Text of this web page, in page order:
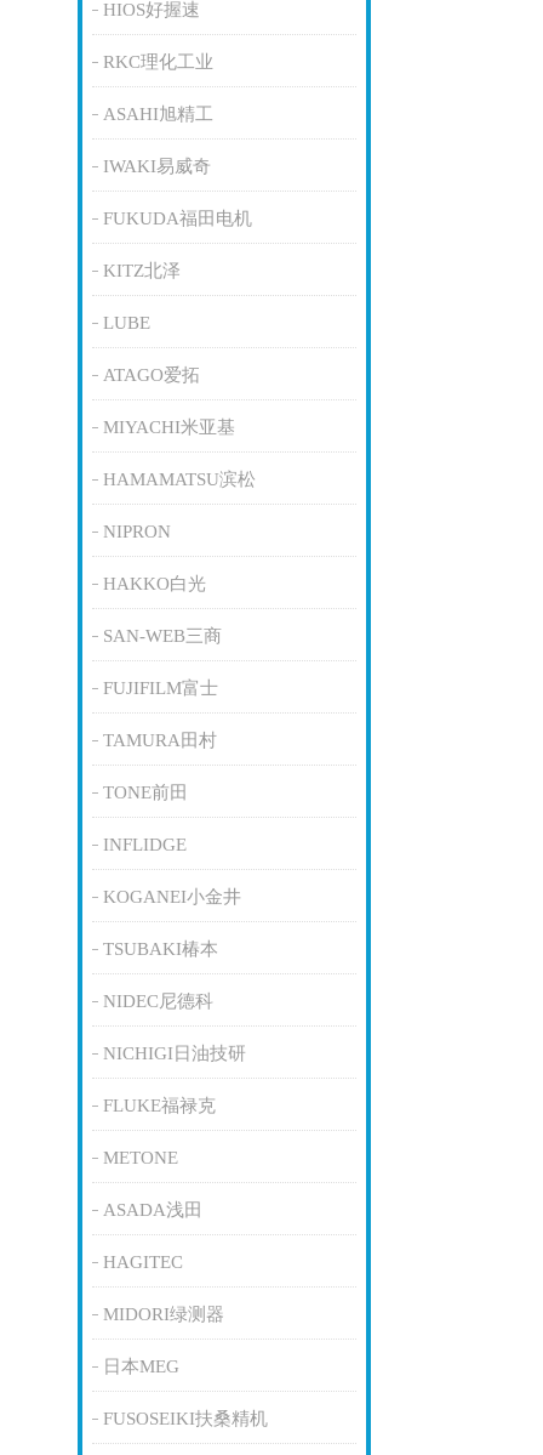
HIOS好握速
RKC理化工业
ASAHI旭精工
IWAKI易威奇
FUKUDA福田电机
KITZ北泽
LUBE
ATAGO爱拓
MIYACHI米亚基
HAMAMATSU滨松
NIPRON
HAKKO白光
SAN-WEB三商
FUJIFILM富士
TAMURA田村
TONE前田
INFLIDGE
KOGANEI小金井
TSUBAKI椿本
NIDEC尼德科
NICHIGI日油技研
FLUKE福禄克
METONE
ASADA浅田
HAGITEC
MIDORI绿测器
日本MEG
FUSOSEIKI扶桑精机